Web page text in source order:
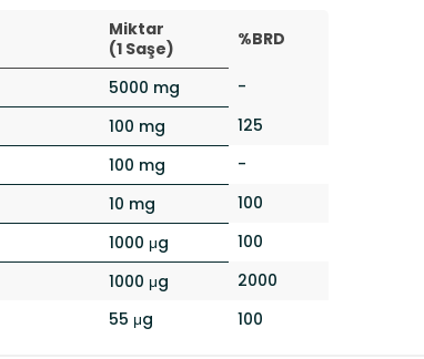
Miktar
(1 Saşe)
%BRD
5000 mg
-
100 mg
125
100 mg
-
10 mg
100
1000 μg
100
1000 μg
2000
55 μg 100